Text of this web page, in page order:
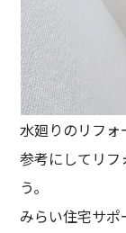
水廻りのリフ
参考にしてリフ
う。
みらい住宅サ